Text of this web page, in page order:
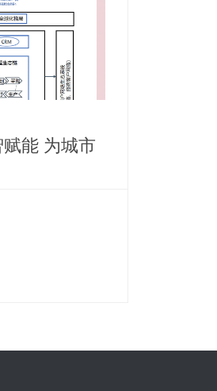
能 为城市